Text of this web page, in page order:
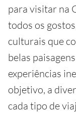
para visitar na
todos os
culturais que
belas
experiências
objetivo, a
cada tipo de